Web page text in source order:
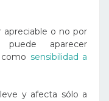
apreciable o no por
aparecer
sensibilidad a
y afecta sólo a